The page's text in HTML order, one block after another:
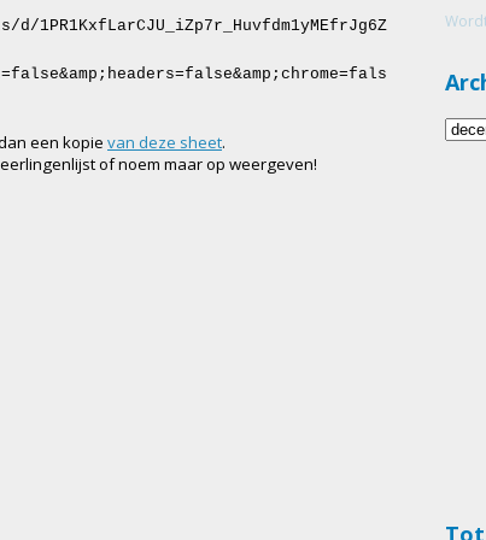
een kopie van deze sheet.
of noem maar op weergeven!